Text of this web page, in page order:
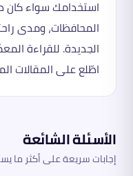
استخدامك سواء كان
المحافظات، ومدى
الجديدة. للقراءة
اطّلع على المقالات
الأسئلة الشائعة
إجابات سريعة على أكثر ما